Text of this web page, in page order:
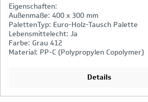
Eigenschaften:
Außenmaße: 400 x 300 mm
PalettenTyp: Euro-Holz-Tausch Palette
Lebensmittelecht: Ja
Farbe: Grau 412
Material: PP-C (Polypropylen Copolymer)
Details